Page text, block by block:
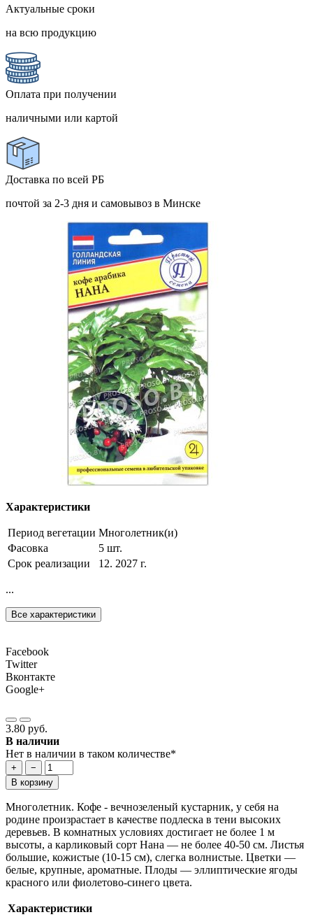
Актуальные сроки
на всю продукцию
Оплата при получении
наличными или картой
Доставка по всей РБ
почтой за 2-3 дня и самовывоз в Минске
Характеристики
Период вегетации Многолетник(и)
Фасовка
5 шт.
Срок реализации
12. 2027 г.
...
Все характеристики
Facebook
Twitter
Вконтакте
Google+
3.80 руб.
В наличии
Нет в наличии в таком количестве*
+
−
В корзину
Многолетник. Кофе - вечнозеленый кустарник, у себя на
родине произрастает в качестве подлеска в тени высоких
деревьев. В комнатных условиях достигает не более 1 м
высоты, а карликовый сорт Нана — не более 40-50 см. Листья
большие, кожистые (10-15 см), слегка волнистые. Цветки —
белые, крупные, ароматные. Плоды — эллиптические ягоды
красного или фиолетово-синего цвета.
Характеристики